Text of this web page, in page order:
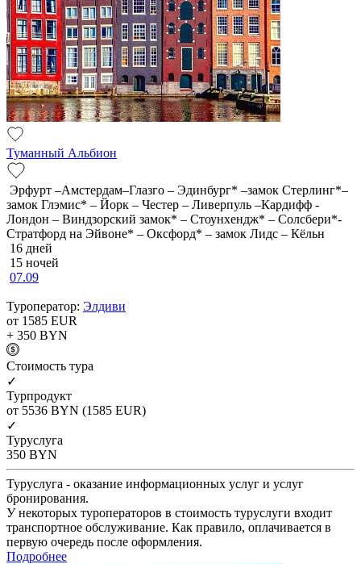
Туманный Альбион
Эрфурт –Амстердам–Глазго – Эдинбург* –замок Стерлинг*–
замок Глэмис* – Йорк – Честер – Ливерпуль –Кардифф -
Лондон – Виндзорский замок* – Стоунхендж* – Солсбери*-
Стратфорд на Эйвоне* – Оксфорд* – замок Лидс – Кёльн
16 дней
15 ночей
07.09
Туроператор: Элдиви
от 1585 EUR
+ 350 BYN
Cтоимость тура
✓
Турпродукт
от 5536 BYN (1585 EUR)
✓
Туруслуга
350 BYN
Туруслуга - оказание информационных услуг и услуг
бронирования.
У некоторых туроператоров в стоимость туруслуги входит
транспортное обслуживание. Как правило, оплачивается в
первую очередь после оформления.
Подробнее